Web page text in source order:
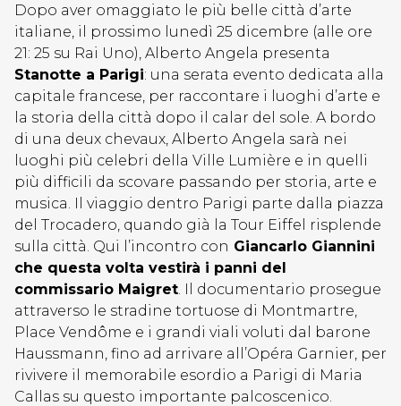
Dopo aver omaggiato le più belle città d’arte
italiane, il prossimo lunedì 25 dicembre (alle ore
21: 25 su Rai Uno), Alberto Angela presenta
Stanotte a Parigi: una serata evento dedicata alla
capitale francese, per raccontare i luoghi d’arte e
la storia della città dopo il calar del sole. A bordo
di una deux chevaux, Alberto Angela sarà nei
luoghi più celebri della Ville Lumière e in quelli
più difficili da scovare passando per storia, arte e
musica. Il viaggio dentro Parigi parte dalla piazza
del Trocadero, quando già la Tour Eiffel risplende
sulla città. Qui l’incontro con Giancarlo Giannini
che questa volta vestirà i panni del
commissario Maigret. Il documentario prosegue
attraverso le stradine tortuose di Montmartre,
Place Vendôme e i grandi viali voluti dal barone
Haussmann, fino ad arrivare all’Opéra Garnier, per
rivivere il memorabile esordio a Parigi di Maria
Callas su questo importante palcoscenico.